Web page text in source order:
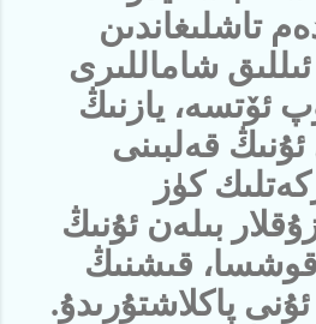
تاشلىغاندىن
شاماللىرى
ئۆتسە، يازنىڭ
قەلبىنى
كۈز
بىلەن ئۇنىڭ
قىشنىڭ
پاكلاشتۇرىدۇ.